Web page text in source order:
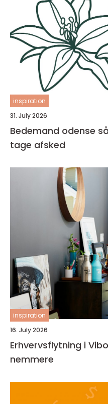
inspiration
31. July 2026
Bedemand odense sådan får du ro til at
tage afsked
inspiration
16. July 2026
Erhvervsflytning i
nemmere